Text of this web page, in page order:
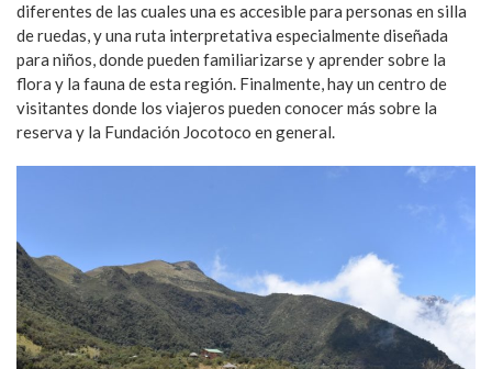
diferentes de las cuales una es accesible para personas en silla
de ruedas, y una ruta interpretativa especialmente diseñada
para niños, donde pueden familiarizarse y aprender sobre la
flora y la fauna de esta región. Finalmente, hay un centro de
visitantes donde los viajeros pueden conocer más sobre la
reserva y la Fundación Jocotoco en general.